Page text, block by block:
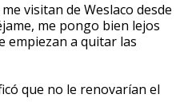
visitan de Weslaco desde
me pongo bien lejos
empiezan a quitar las
que no le renovarían el